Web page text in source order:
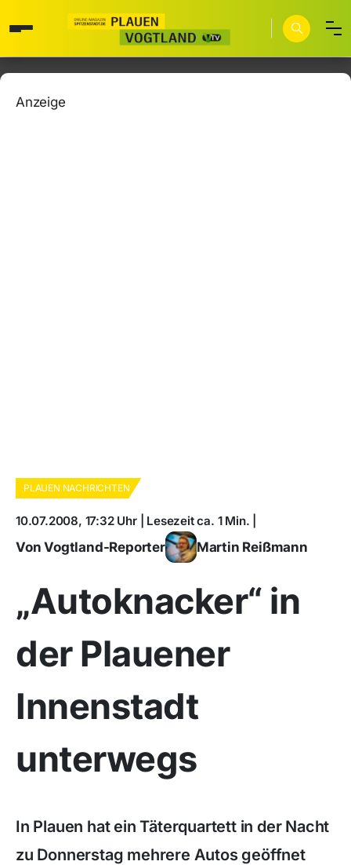
Anzeige
PLAUEN NACHRICHTEN
10.07.2008, 17:32 Uhr | Lesezeit ca. 1 Min. |
Von Vogtland-Reporter Martin Reißmann
„Autoknacker“ in
der Plauener
Innenstadt
unterwegs
In Plauen hat ein Täterquartett in der Nacht
zu Donnerstag mehrere Autos geöffnet